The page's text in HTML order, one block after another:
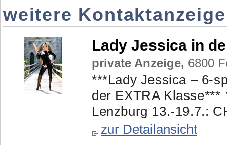
weitere
Lady Jessica in
private Anzeige, 6800
***Lady Jessica – 6-
der EXTRA
Lenzburg 13.-19.7.:
zur Detailansicht